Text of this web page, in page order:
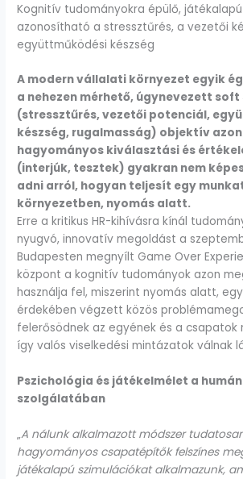
Kognitív tudományokra épülő,
azonosítható a stressztűrés, a vezetői
együttműködési készség
A modern vállalati környezet egyik
a nehezen mérhető, úgynevezett soft
(stressztűrés, vezetői potenciál,
készség, rugalmasság) objektív
hagyományos kiválasztási és
(interjúk, tesztek) gyakran nem
adni arról, hogyan teljesít egy
környezetben, nyomás alatt.
Erre a kritikus HR-kihívásra kínál
nyugvó, innovatív megoldást a
Budapesten megnyílt Game Over
központ a kognitív tudományok azon
használja fel, miszerint nyomás alatt,
érdekében végzett közös
felerősödnek az egyének és a csapatok
így valós viselkedési mintázatok válnak
Pszichológia és játékelmélet a
szolgálatában
„A nálunk alkalmazott módszer
hagyományos csapatépítők felszínes
játékalapú szimulációkat alkalmazunk,